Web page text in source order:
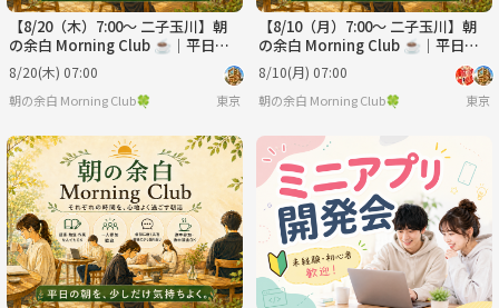
【8/20（木）7:00～ 二子玉川】朝
の余白 Morning Club ☕️｜平日の
朝、自分の時間をつくる朝活
8/20(木) 07:00
朝の余白 Morning Club🍀 東京
【8/10（月）7:00～ 二子玉川】朝
の余白 Morning Club ☕️｜平日の
朝、自分の時間をつくる朝活
8/10(月) 07:00
朝の余白 Morning Club🍀 東京